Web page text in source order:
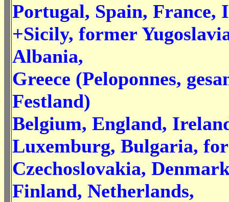
Portugal, Spain, France,
+Sicily, former
Albania,
Greece (Peloponnes,
Festland)
Belgium, England,
Luxemburg, Bulgaria,
Czechoslovakia,
Finland, Netherlands,